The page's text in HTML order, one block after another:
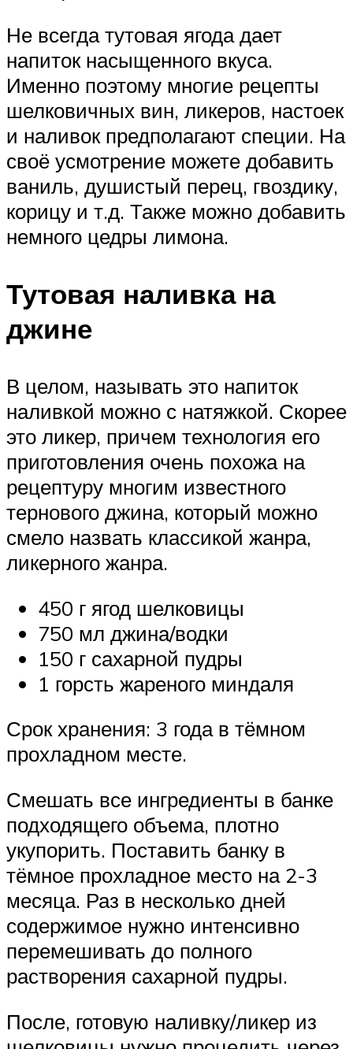
Не всегда тутовая ягода дает
напиток насыщенного вкуса.
Именно поэтому многие рецепты
шелковичных вин, ликеров, настоек
и наливок предполагают специи. На
своё усмотрение можете добавить
ваниль, душистый перец, гвоздику,
корицу и т.д. Также можно добавить
немного цедры лимона.
Тутовая наливка на
джине
В целом, называть это напиток
наливкой можно с натяжкой. Скорее
это ликер, причем технология его
приготовления очень похожа на
рецептуру многим известного
тернового джина, который можно
смело назвать классикой жанра,
ликерного жанра.
450 г ягод шелковицы
750 мл джина/водки
150 г сахарной пудры
1 горсть жареного миндаля
Срок хранения: 3 года в тёмном
прохладном месте.
Смешать все ингредиенты в банке
подходящего объема, плотно
укупорить. Поставить банку в
тёмное прохладное место на 2-3
месяца. Раз в несколько дней
содержимое нужно интенсивно
перемешивать до полного
растворения сахарной пудры.
После, готовую наливку/ликер из